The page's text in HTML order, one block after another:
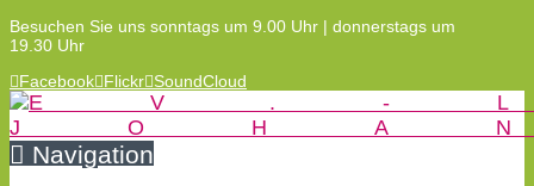
Besuchen Sie uns sonntags um 9.00 Uhr | donnerstags um
19.30 Uhr
Facebook Flickr SoundCloud
Navigation